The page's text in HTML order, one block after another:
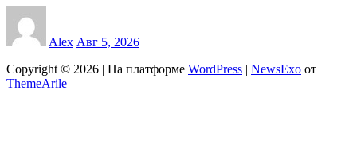
Alex Авг 5, 2026
Copyright © 2026 | На платформе WordPress NewsExo от
ThemeArile